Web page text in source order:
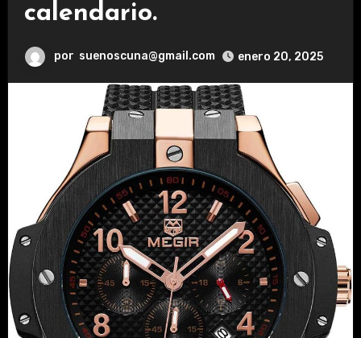
calendario.
por suenoscuna@gmail.com enero 20, 2025